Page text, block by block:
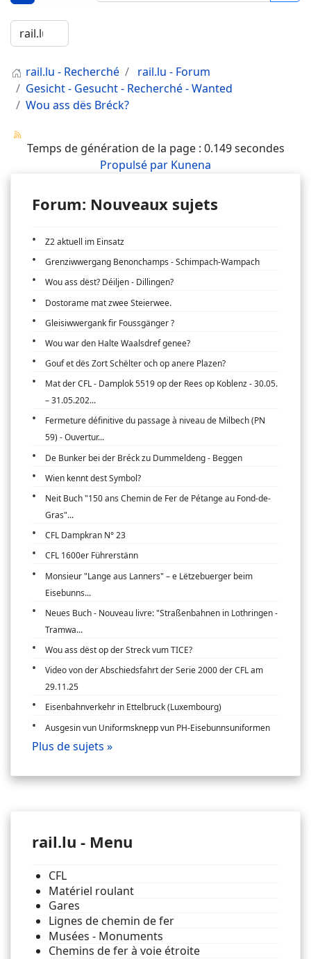
rail.lu - Recherché
rail.lu - Forum
Gesicht - Gesucht - Recherché - Wanted
Wou ass dës Bréck?
Temps de génération de la page : 0.149 secondes
Propulsé par Kunena
Forum: Nouveaux sujets
Z2 aktuell im Einsatz
Grenziwwergang Benonchamps - Schimpach-Wampach
Wou ass dëst? Déiljen - Dillingen?
Dostorame mat zwee Steierwee.
Gleisiwwergank fir Foussgänger ?
Wou war den Halte Waalsdref genee?
Gouf et dës Zort Schëlter och op anere Plazen?
Mat der CFL - Damplok 5519 op der Rees op Koblenz - 30.05.
– 31.05.202...
Fermeture définitive du passage à niveau de Milbech (PN
59) - Ouvertur...
De Bunker bei der Bréck zu Dummeldeng - Beggen
Wien kennt dest Symbol?
Neit Buch "150 ans Chemin de Fer de Pétange au Fond-de-
Gras"...
CFL Dampkran N° 23
CFL 1600er Führerstänn
Monsieur "Lange aus Lanners" – e Lëtzebuerger beim
Eisebunns...
Neues Buch - Nouveau livre: "Straßenbahnen in Lothringen -
Tramwa...
Wou ass dëst op der Streck vum TICE?
Video von der Abschiedsfahrt der Serie 2000 der CFL am
29.11.25
Eisenbahnverkehr in Ettelbruck (Luxembourg)
Ausgesin vun Uniformsknepp vun PH-Eisebunnsuniformen
Plus de sujets »
rail.lu - Menu
CFL
Matériel roulant
Gares
Lignes de chemin de fer
Musées - Monuments
Chemins de fer à voie étroite